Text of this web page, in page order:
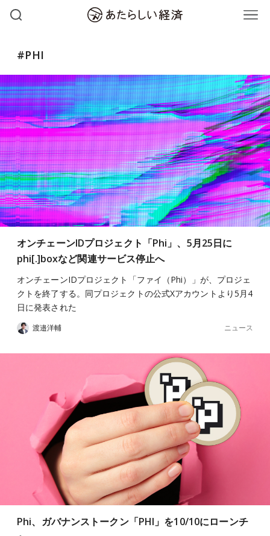
#PHI
オンチェーンIDプロジェクト「Phi」、5月25日に
phi[.]boxなど関連サービス停止へ
オンチェーンIDプロジェクト「ファイ（Phi）」が、プロジェ
クトを終了する。同プロジェクトの公式Xアカウントより5月4
日に発表された
渡邉洋輔 ニュース
Phi、ガバナンストークン「PHI」を10/10にローンチ